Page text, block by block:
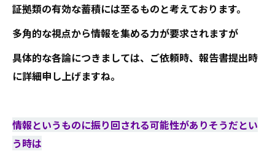
証拠類の有効な蓄積には至るものと考えております。
多角的な視点から情報を集める力が要求されますが
具体的な各論につきましては、ご依頼時、報告書提出時
に詳細申し上げますね。
情報というものに振り回される可能性がありそうだとい
う時は